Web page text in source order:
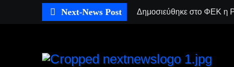
Next-News Post Δημοσιεύθηκε στο ΦΕΚ η